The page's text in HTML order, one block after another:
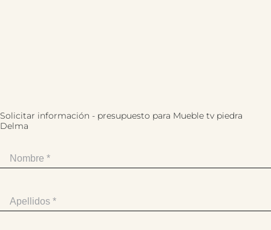
Solicitar información - presupuesto para Mueble tv piedra
Delma